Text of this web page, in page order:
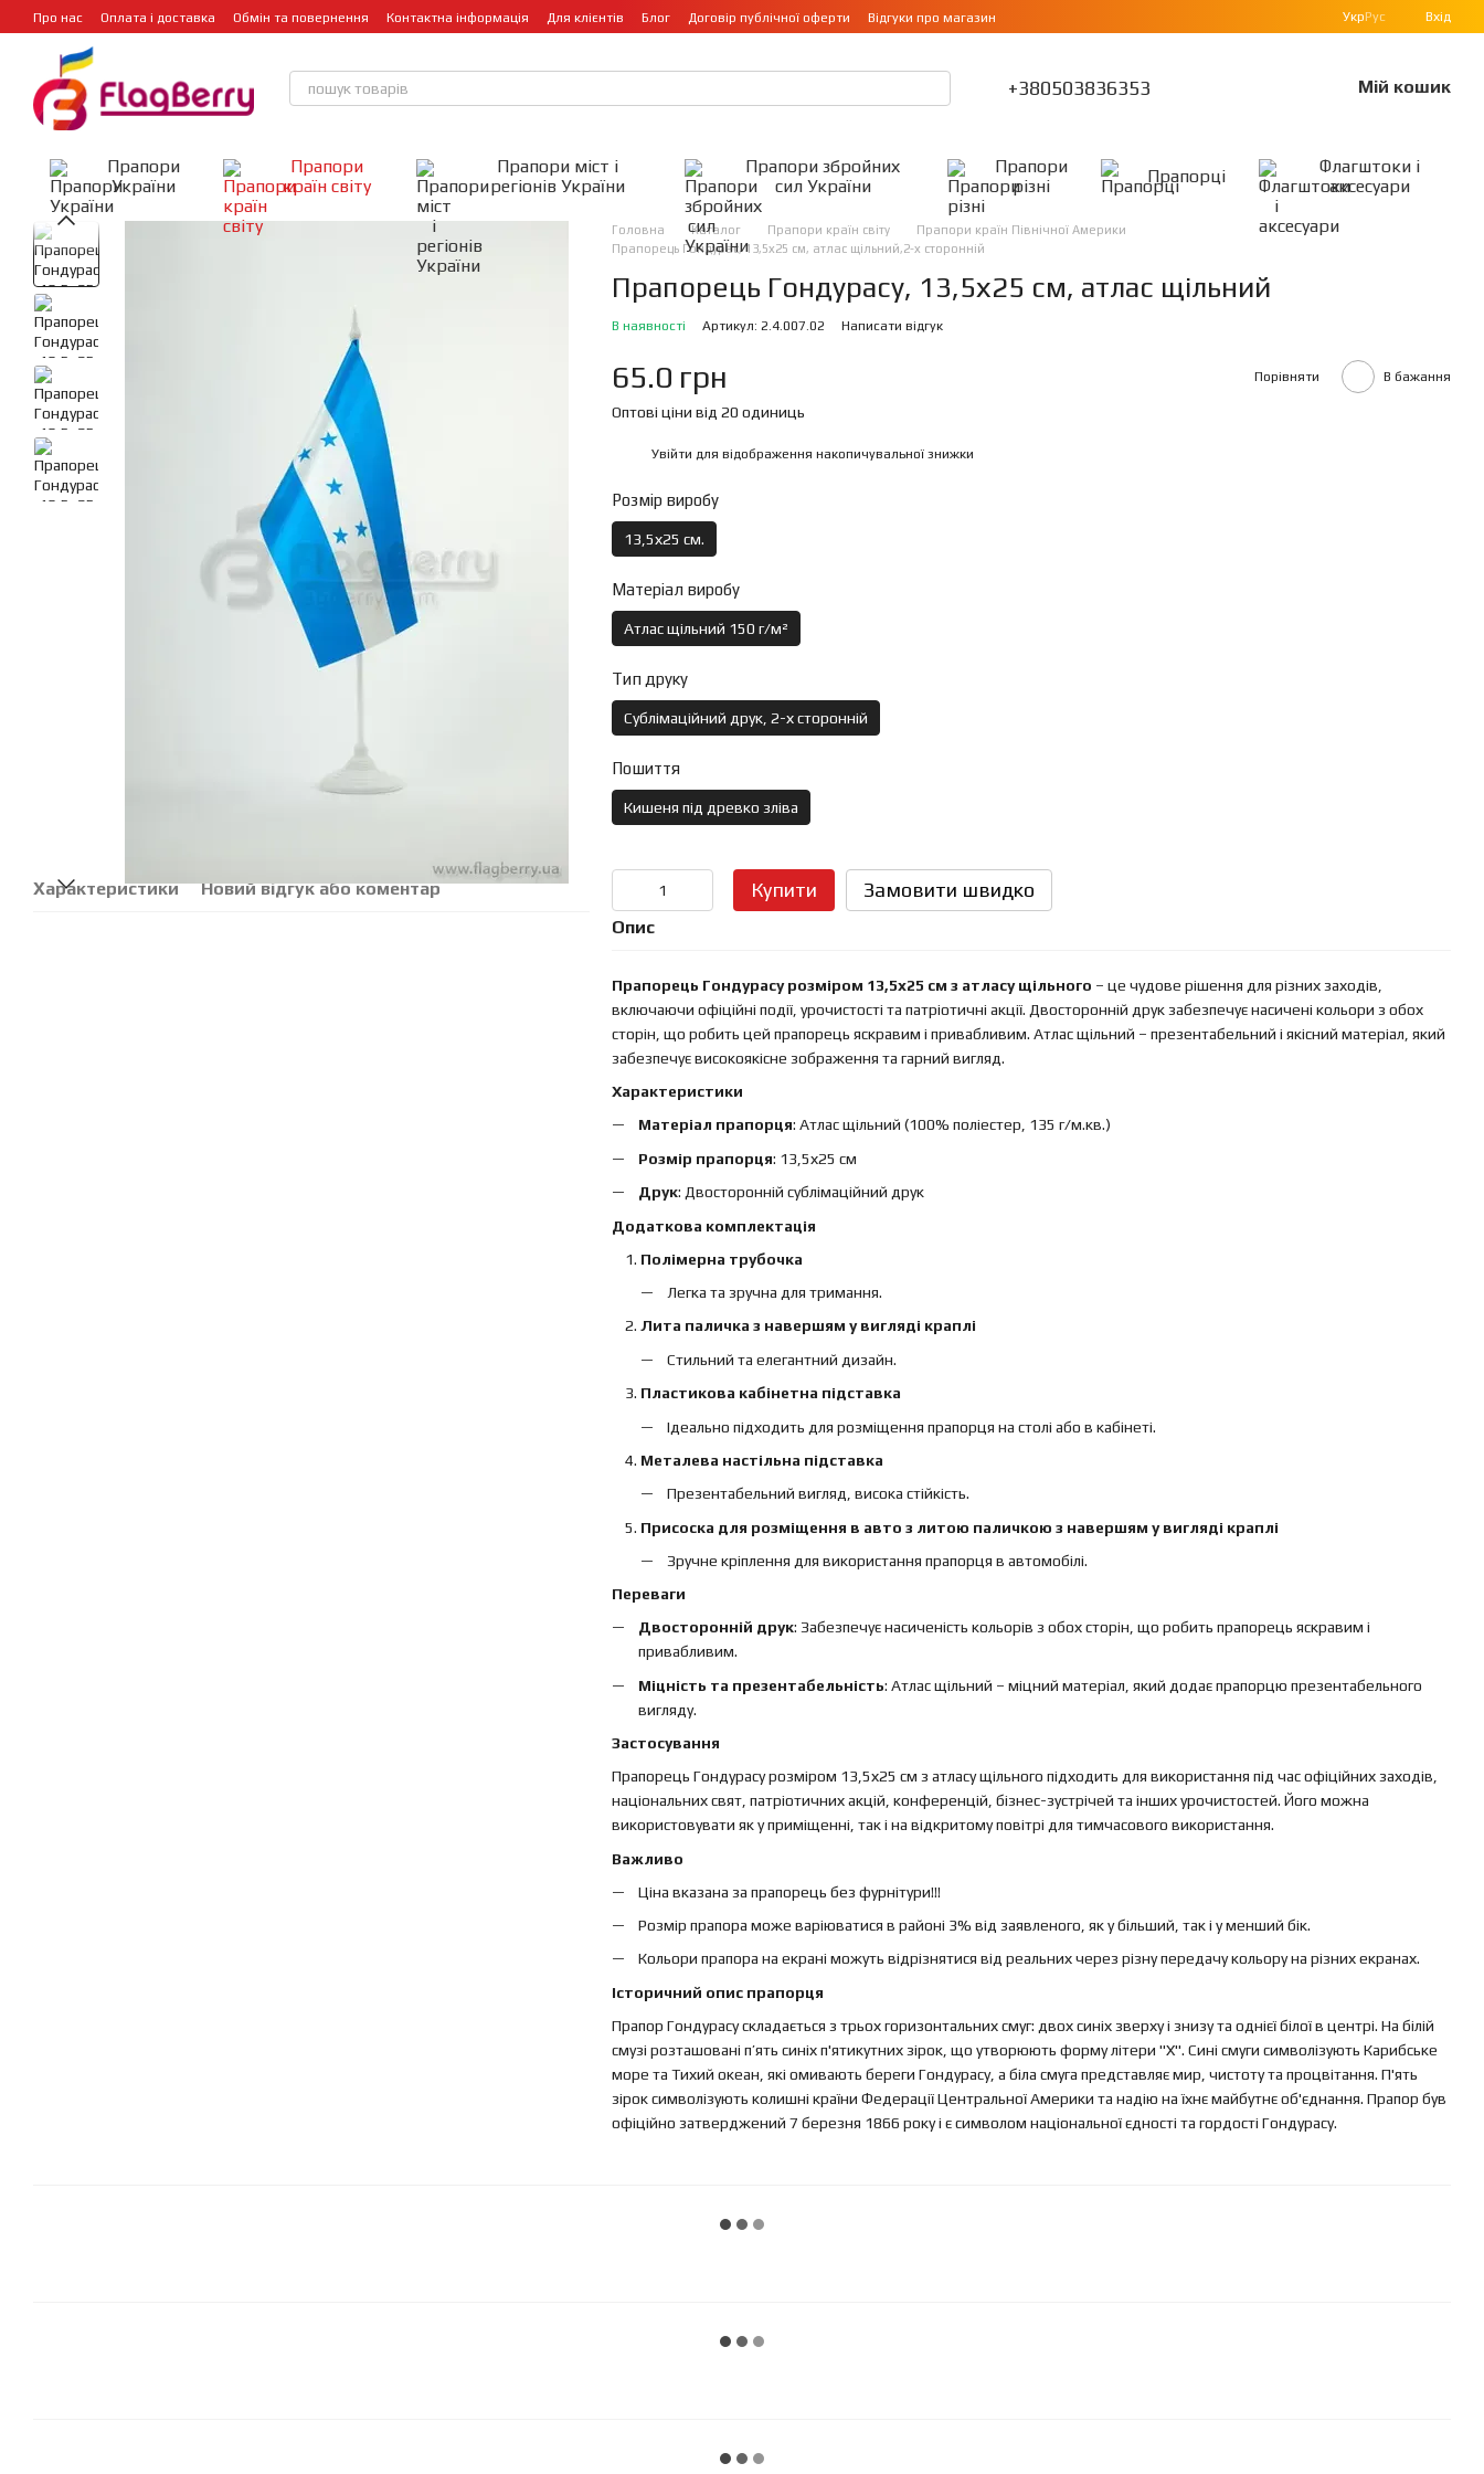
Перейти до основного контенту
Про нас Оплата і доставка Обмін та повернення Контактна інформація Для клієнтів Блог Договір публічної оферти Відгуки про магазин УкрРус Вхід
+380503836353 Мій кошик
Прапори
України
Прапори
країн світу
Прапори міст і
регіонів України
Прапори збройних
сил України
Прапори
різні
Прапорці
Флагштоки і
аксесуари
Характеристики Новий відгук або коментар
Головна Каталог Прапори країн світу
Прапори країн Північної Америки
Прапорець Гондурас, 13,5х25 см, атлас щільний,2-х сторонній
Прапорець Гондурасу, 13,5х25 см, атлас щільний
В наявності Артикул: 2.4.007.02 Написати відгук
65.0 грн Порівняти В бажання
Оптові ціни від 20 одиниць
Увійти для відображення накопичувальної знижки
Розмір виробу
13,5х25 см.
Матеріал виробу
Атлас щільний 150 г/м²
Тип друку
Сублімаційний друк, 2-х сторонній
Пошиття
Кишеня під древко зліва
Купити Замовити швидко
Опис
Прапорець Гондурасу розміром 13,5х25 см з атласу щільного – це чудове рішення для різних заходів,
включаючи офіційні події, урочистості та патріотичні акції. Двосторонній друк забезпечує насичені кольори з обох
сторін, що робить цей прапорець яскравим і привабливим. Атлас щільний – презентабельний і якісний матеріал, який
забезпечує високоякісне зображення та гарний вигляд.
Характеристики
Матеріал прапорця: Атлас щільний (100% поліестер, 135 г/м.кв.)
Розмір прапорця: 13,5х25 см
Друк: Двосторонній сублімаційний друк
Додаткова комплектація
Полімерна трубочка
Легка та зручна для тримання.
Лита паличка з навершям у вигляді краплі
Стильний та елегантний дизайн.
Пластикова кабінетна підставка
Ідеально підходить для розміщення прапорця на столі або в кабінеті.
Металева настільна підставка
Презентабельний вигляд, висока стійкість.
Присоска для розміщення в авто з литою паличкою з навершям у вигляді краплі
Зручне кріплення для використання прапорця в автомобілі.
Переваги
Двосторонній друк: Забезпечує насиченість кольорів з обох сторін, що робить прапорець яскравим і
привабливим.
Міцність та презентабельність: Атлас щільний – міцний матеріал, який додає прапорцю презентабельного
вигляду.
Застосування
Прапорець Гондурасу розміром 13,5х25 см з атласу щільного підходить для використання під час офіційних заходів,
національних свят, патріотичних акцій, конференцій, бізнес-зустрічей та інших урочистостей. Його можна
використовувати як у приміщенні, так і на відкритому повітрі для тимчасового використання.
Важливо
Ціна вказана за прапорець без фурнітури!!!
Розмір прапора може варіюватися в районі 3% від заявленого, як у більший, так і у менший бік.
Кольори прапора на екрані можуть відрізнятися від реальних через різну передачу кольору на різних екранах.
Історичний опис прапорця
Прапор Гондурасу складається з трьох горизонтальних смуг: двох синіх зверху і знизу та однієї білої в центрі. На білій
смузі розташовані п’ять синіх п'ятикутних зірок, що утворюють форму літери "X". Сині смуги символізують Карибське
море та Тихий океан, які омивають береги Гондурасу, а біла смуга представляє мир, чистоту та процвітання. П'ять
зірок символізують колишні країни Федерації Центральної Америки та надію на їхнє майбутнє об'єднання. Прапор був
офіційно затверджений 7 березня 1866 року і є символом національної єдності та гордості Гондурасу.